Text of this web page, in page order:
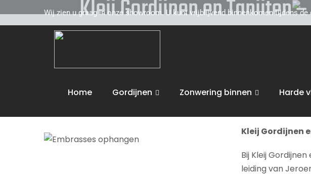
Wij zien u graag in onze showroom. U kunt vrijblijvend binnenkomen tijdens de
Home Gordijnen Zonwering binnen Harde
Kleij Gordijnen en Tapijten
toe. Wij adviseren u vakkundig op het gebied van uw interieur,
Kleij Gordijnen
Bij Kleij
leiding van